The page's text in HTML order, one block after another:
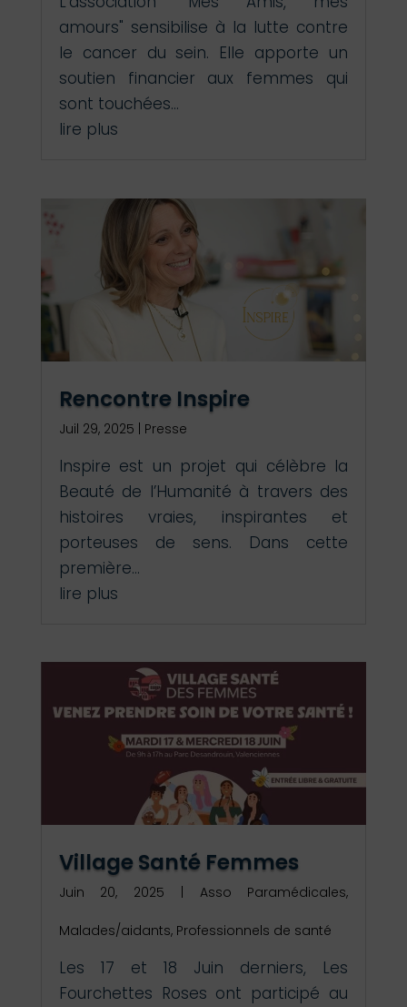
amours" sensibilise à la lutte contre
le cancer du sein. Elle apporte un
soutien financier aux femmes qui
sont touchées...
lire plus
Rencontre Inspire
Juil 29, 2025 | Presse
Inspire est un projet qui célèbre la
Beauté de l’Humanité à travers des
histoires vraies, inspirantes et
porteuses de sens. Dans cette
première...
lire plus
Village Santé Femmes
Juin 20, 2025 Asso Paramédicales,
Malades/aidants, Professionnels de santé
Les 17 et 18 Juin derniers, Les
Fourchettes Roses ont participé au